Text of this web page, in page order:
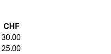
CHF
30.00
25.00